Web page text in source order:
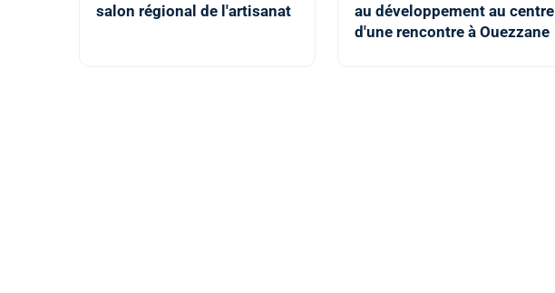
salon régional de l'artisanat
au développement au centre
d'une rencontre à Ouezzane